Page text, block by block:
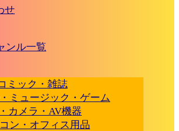
せ
ンル一覧
ミック・雑誌
ミュージック・ゲーム
カメラ・AV機器
ン・オフィス用品